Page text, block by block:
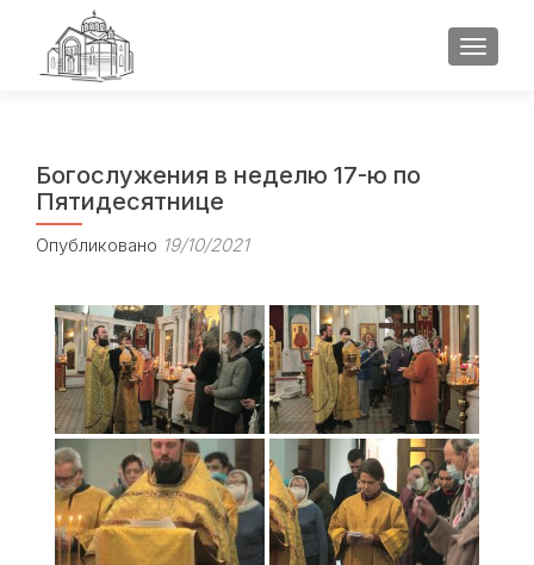
Богослужения в неделю 17-ю по
Пятидесятнице
Опубликовано 19/10/2021